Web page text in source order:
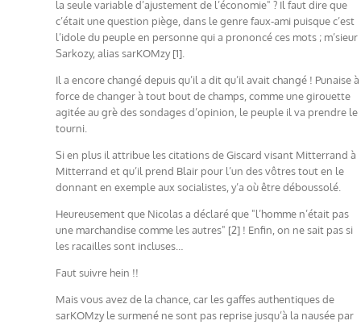
la seule variable d’ajustement de l’économie" ? Il faut dire que
c’était une question piège, dans le genre faux-ami puisque c’est
l’idole du peuple en personne qui a prononcé ces mots ; m’sieur
Sarkozy, alias sarKOMzy [1].
Il a encore changé depuis qu’il a dit qu’il avait changé ! Punaise à
force de changer à tout bout de champs, comme une girouette
agitée au grè des sondages d’opinion, le peuple il va prendre le
tourni.
Si en plus il attribue les citations de Giscard visant Mitterrand à
Mitterrand et qu’il prend Blair pour l’un des vôtres tout en le
donnant en exemple aux socialistes, y’a où être déboussolé.
Heureusement que Nicolas a déclaré que "l’homme n’était pas
une marchandise comme les autres" [2] ! Enfin, on ne sait pas si
les racailles sont incluses…
Faut suivre hein !!
Mais vous avez de la chance, car les gaffes authentiques de
sarKOMzy le surmené ne sont pas reprise jusqu’à la nausée par